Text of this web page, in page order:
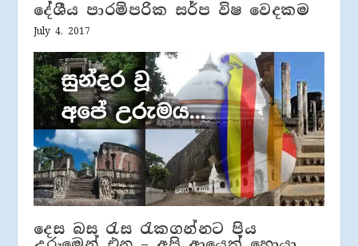
දේශීය පාරම්පරික සර්ප විෂ වෙදකම
July 4, 2017
දෙස බස රැස රැකගන්නට පිය